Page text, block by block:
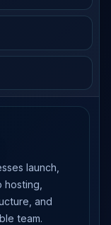
launch,
and
team.